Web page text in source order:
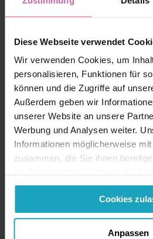
Diese Webseite verwendet
Wir verwenden Cookies, um
personalisieren, Funktionen für
können und die Zugriffe auf
Außerdem geben wir
unserer Website an unsere
Werbung und Analysen weiter.
Informationen möglicherweise
zusammen, die Sie ihnen
Sie geben Einwilligung zu
unsere Webseite weiterhin
Cookies
Anpassen